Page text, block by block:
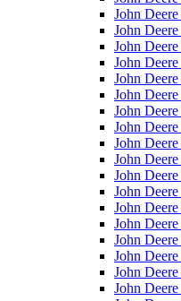
John
John
John
John
John
John
John
John
John
John
John
John
John
John
John
John
John
John